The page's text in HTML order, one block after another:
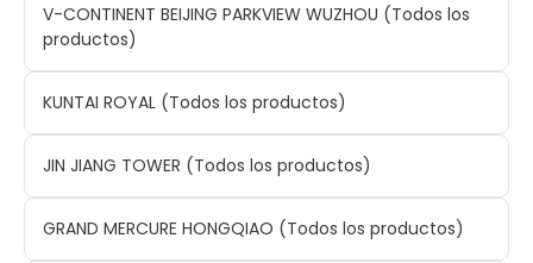
V-CONTINENT BEIJING PARKVIEW WUZHOU (Todos los
productos)
KUNTAI ROYAL (Todos los productos)
JIN JIANG TOWER (Todos los productos)
GRAND MERCURE HONGQIAO (Todos los productos)